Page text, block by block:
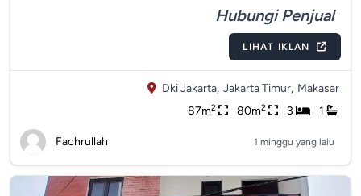
Hubungi Penjual
LIHAT IKLAN
Dki Jakarta, Jakarta Timur, Makasar
87m2 80m2 3 1
Fachrullah 1 minggu yang lalu